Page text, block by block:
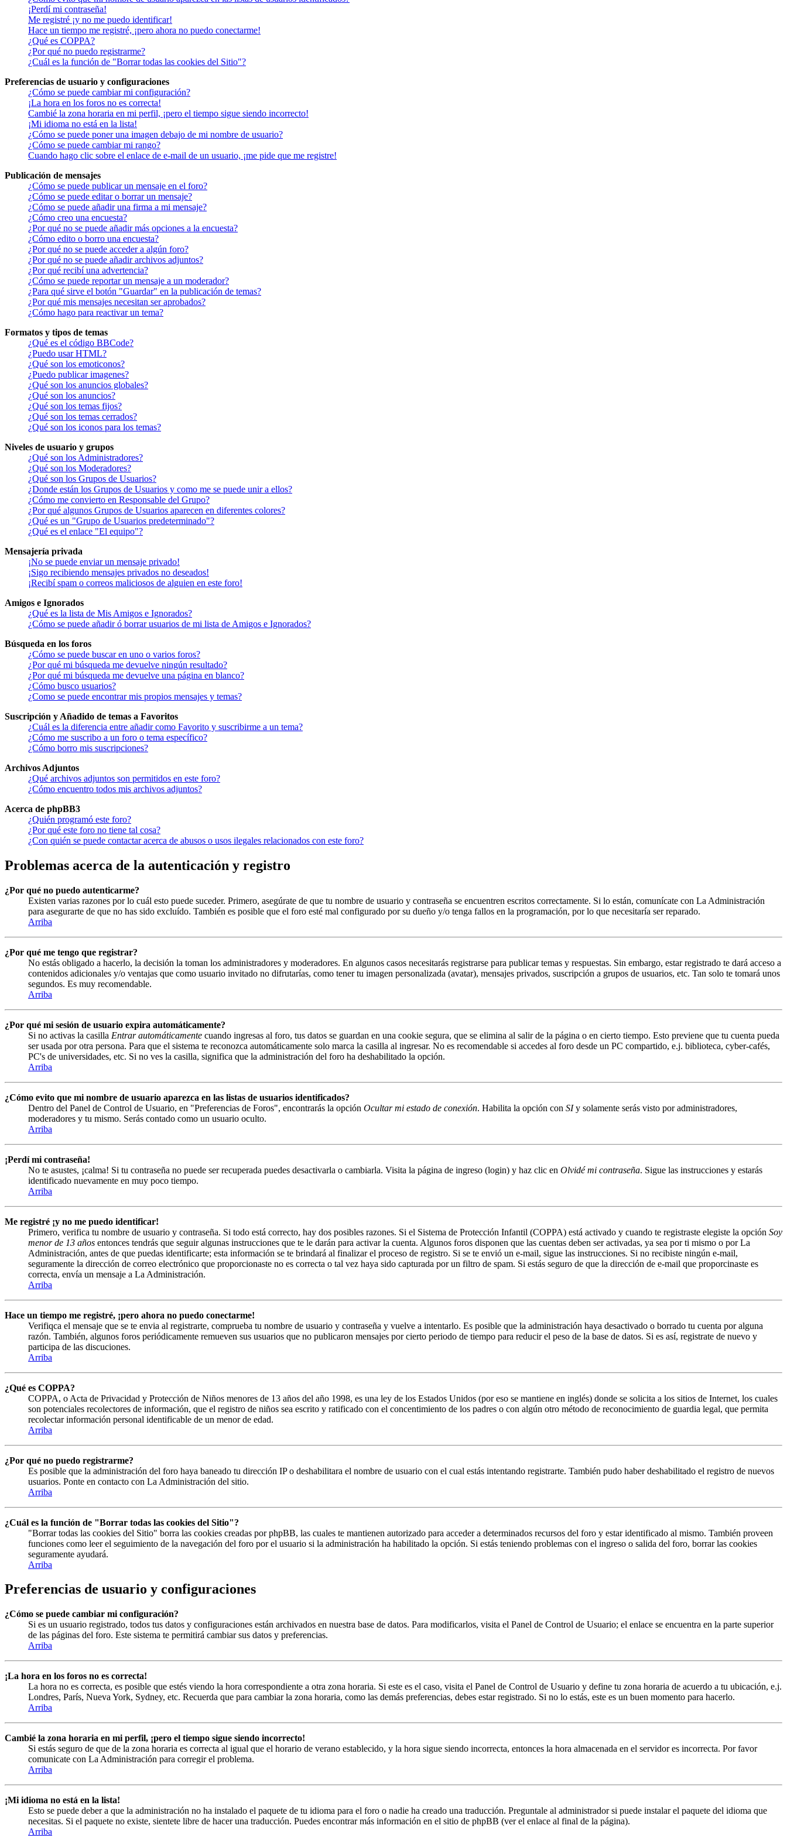
¡Perdí mi contraseña!
Me registré ¡y no me puedo identificar!
Hace un tiempo me registré, ¡pero ahora no puedo conectarme!
¿Qué es COPPA?
¿Por qué no puedo registrarme?
¿Cuál es la función de "Borrar todas las cookies del Sitio"?
Preferencias de usuario y configuraciones
¿Cómo se puede cambiar mi configuración?
¡La hora en los foros no es correcta!
Cambié la zona horaria en mi perfil, ¡pero el tiempo sigue siendo incorrecto!
¡Mi idioma no está en la lista!
¿Cómo se puede poner una imagen debajo de mi nombre de usuario?
¿Cómo se puede cambiar mi rango?
Cuando hago clic sobre el enlace de e-mail de un usuario, ¡me pide que me registre!
Publicación de mensajes
¿Cómo se puede publicar un mensaje en el foro?
¿Cómo se puede editar o borrar un mensaje?
¿Cómo se puede añadir una firma a mi mensaje?
¿Cómo creo una encuesta?
¿Por qué no se puede añadir más opciones a la encuesta?
¿Cómo edito o borro una encuesta?
¿Por qué no se puede acceder a algún foro?
¿Por qué no se puede añadir archivos adjuntos?
¿Por qué recibí una advertencia?
¿Cómo se puede reportar un mensaje a un moderador?
¿Para qué sirve el botón "Guardar" en la publicación de temas?
¿Por qué mis mensajes necesitan ser aprobados?
¿Cómo hago para reactivar un tema?
Formatos y tipos de temas
¿Qué es el código BBCode?
¿Puedo usar HTML?
¿Qué son los emoticonos?
¿Puedo publicar imagenes?
¿Qué son los anuncios globales?
¿Qué son los anuncios?
¿Qué son los temas fijos?
¿Qué son los temas cerrados?
¿Qué son los iconos para los temas?
Niveles de usuario y grupos
¿Qué son los Administradores?
¿Qué son los Moderadores?
¿Qué son los Grupos de Usuarios?
¿Donde están los Grupos de Usuarios y como me se puede unir a ellos?
¿Cómo me convierto en Responsable del Grupo?
¿Por qué algunos Grupos de Usuarios aparecen en diferentes colores?
¿Qué es un "Grupo de Usuarios predeterminado"?
¿Qué es el enlace "El equipo"?
Mensajería privada
¡No se puede enviar un mensaje privado!
¡Sigo recibiendo mensajes privados no deseados!
¡Recibí spam o correos maliciosos de alguien en este foro!
Amigos e Ignorados
¿Qué es la lista de Mis Amigos e Ignorados?
¿Cómo se puede añadir ó borrar usuarios de mi lista de Amigos e Ignorados?
Búsqueda en los foros
¿Cómo se puede buscar en uno o varios foros?
¿Por qué mi búsqueda me devuelve ningún resultado?
¿Por qué mi búsqueda me devuelve una página en blanco?
¿Cómo busco usuarios?
¿Como se puede encontrar mis propios mensajes y temas?
Suscripción y Añadido de temas a Favoritos
¿Cuál es la diferencia entre añadir como Favorito y suscribirme a un tema?
¿Cómo me suscribo a un foro o tema específico?
¿Cómo borro mis suscripciones?
Archivos Adjuntos
¿Qué archivos adjuntos son permitidos en este foro?
¿Cómo encuentro todos mis archivos adjuntos?
Acerca de phpBB3
¿Quién programó este foro?
¿Por qué este foro no tiene tal cosa?
¿Con quién se puede contactar acerca de abusos o usos ilegales relacionados con este foro?
Problemas acerca de la autenticación y registro
¿Por qué no puedo autenticarme?
Existen varias razones por lo cuál esto puede suceder. Primero, asegúrate de que tu nombre de usuario y contraseña se encuentren escritos correctamente. Si lo están, comunícate con La Administración
para asegurarte de que no has sido excluído. También es posible que el foro esté mal configurado por su dueño y/o tenga fallos en la programación, por lo que necesitaría ser reparado.
Arriba
¿Por qué me tengo que registrar?
No estás obligado a hacerlo, la decisión la toman los administradores y moderadores. En algunos casos necesitarás registrarse para publicar temas y respuestas. Sin embargo, estar registrado te dará acceso a
contenidos adicionales y/o ventajas que como usuario invitado no difrutarías, como tener tu imagen personalizada (avatar), mensajes privados, suscripción a grupos de usuarios, etc. Tan solo te tomará unos
segundos. Es muy recomendable.
Arriba
¿Por qué mi sesión de usuario expira automáticamente?
Si no activas la casilla Entrar automáticamente cuando ingresas al foro, tus datos se guardan en una cookie segura, que se elimina al salir de la página o en cierto tiempo. Esto previene que tu cuenta pueda
ser usada por otra persona. Para que el sistema te reconozca automáticamente solo marca la casilla al ingresar. No es recomendable si accedes al foro desde un PC compartido, e.j. biblioteca, cyber-cafés,
PC's de universidades, etc. Si no ves la casilla, significa que la administración del foro ha deshabilitado la opción.
Arriba
¿Cómo evito que mi nombre de usuario aparezca en las listas de usuarios identificados?
Dentro del Panel de Control de Usuario, en "Preferencias de Foros", encontrarás la opción Ocultar mi estado de conexión. Habilita la opción con SIy solamente serás visto por administradores,
moderadores y tu mismo. Serás contado como un usuario oculto.
Arriba
¡Perdí mi contraseña!
No te asustes, ¡calma! Si tu contraseña no puede ser recuperada puedes desactivarla o cambiarla. Visita la página de ingreso (login) y haz clic en Olvidé mi contraseña. Sigue las instrucciones y estarás
identificado nuevamente en muy poco tiempo.
Arriba
Me registré ¡y no me puedo identificar!
Primero, verifica tu nombre de usuario y contraseña. Si todo está correcto, hay dos posibles razones. Si el Sistema de Protección Infantil (COPPA) está activado y cuando te registraste elegiste la opción Soy
menor de 13 años entonces tendrás que seguir algunas instrucciones que te le darán para activar la cuenta. Algunos foros disponen que las cuentas deben ser activadas, ya sea por ti mismo o por La
Administración, antes de que puedas identificarte; esta información se te brindará al finalizar el proceso de registro. Si se te envió un e-mail, sigue las instrucciones. Si no recibiste ningún e-mail,
seguramente la dirección de correo electrónico que proporcionaste no es correcta o tal vez haya sido capturada por un filtro de spam. Si estás seguro de que la dirección de e-mail que proporcinaste es
correcta, envía un mensaje a La Administración.
Arriba
Hace un tiempo me registré, ¡pero ahora no puedo conectarme!
Verifiqca el mensaje que se te envia al registrarte, comprueba tu nombre de usuario y contraseña y vuelve a intentarlo. Es posible que la administración haya desactivado o borrado tu cuenta por alguna
razón. También, algunos foros periódicamente remueven sus usuarios que no publicaron mensajes por cierto periodo de tiempo para reducir el peso de la base de datos. Si es así, registrate de nuevo y
participa de las discuciones.
Arriba
¿Qué es COPPA?
COPPA, o Acta de Privacidad y Protección de Niños menores de 13 años del año 1998, es una ley de los Estados Unidos (por eso se mantiene en inglés) donde se solicita a los sitios de Internet, los cuales
son potenciales recolectores de información, que el registro de niños sea escrito y ratificado con el concentimiento de los padres o con algún otro método de reconocimiento de guardia legal, que permita
recolectar información personal identificable de un menor de edad.
Arriba
¿Por qué no puedo registrarme?
Es posible que la administración del foro haya baneado tu dirección IP o deshabilitara el nombre de usuario con el cual estás intentando registrarte. También pudo haber deshabilitado el registro de nuevos
usuarios. Ponte en contacto con La Administración del sitio.
Arriba
¿Cuál es la función de "Borrar todas las cookies del Sitio"?
"Borrar todas las cookies del Sitio" borra las cookies creadas por phpBB, las cuales te mantienen autorizado para acceder a determinados recursos del foro y estar identificado al mismo. También proveen
funciones como leer el seguimiento de la navegación del foro por el usuario si la administración ha habilitado la opción. Si estás teniendo problemas con el ingreso o salida del foro, borrar las cookies
seguramente ayudará.
Arriba
Preferencias de usuario y configuraciones
¿Cómo se puede cambiar mi configuración?
Si es un usuario registrado, todos tus datos y configuraciones están archivados en nuestra base de datos. Para modificarlos, visita el Panel de Control de Usuario; el enlace se encuentra en la parte superior
de las páginas del foro. Este sistema te permitirá cambiar sus datos y preferencias.
Arriba
¡La hora en los foros no es correcta!
La hora no es correcta, es posible que estés viendo la hora correspondiente a otra zona horaria. Si este es el caso, visita el Panel de Control de Usuario y define tu zona horaria de acuerdo a tu ubicación, e.j.
Londres, París, Nueva York, Sydney, etc. Recuerda que para cambiar la zona horaria, como las demás preferencias, debes estar registrado. Si no lo estás, este es un buen momento para hacerlo.
Arriba
Cambié la zona horaria en mi perfil, ¡pero el tiempo sigue siendo incorrecto!
Si estás seguro de que de la zona horaria es correcta al igual que el horario de verano establecido, y la hora sigue siendo incorrecta, entonces la hora almacenada en el servidor es incorrecta. Por favor
comunicate con La Administración para corregir el problema.
Arriba
¡Mi idioma no está en la lista!
Esto se puede deber a que la administración no ha instalado el paquete de tu idioma para el foro o nadie ha creado una traducción. Preguntale al administrador si puede instalar el paquete del idioma que
necesitas. Si el paquete no existe, sientete libre de hacer una traducción. Puedes encontrar más información en el sitio de phpBB (ver el enlace al final de la página).
Arriba